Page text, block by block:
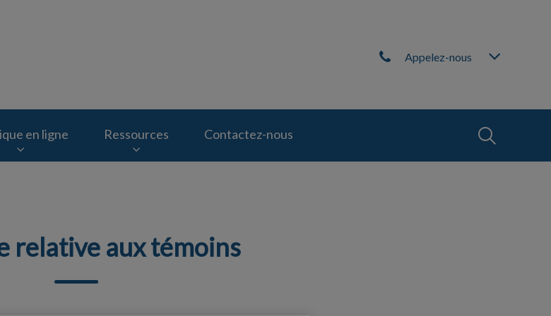
Appelez-nous
en ligne Ressources Contactez-nous
relative aux témoins